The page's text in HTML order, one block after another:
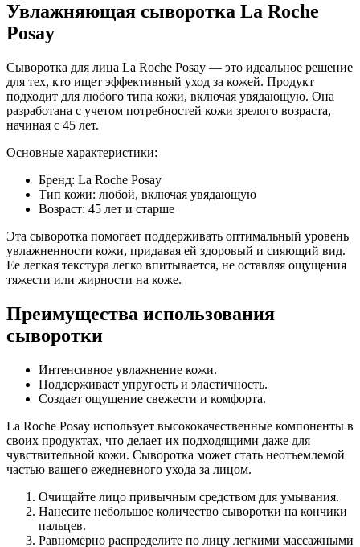
Увлажняющая сыворотка La Roche
Posay
Сыворотка для лица La Roche Posay — это идеальное решение
для тех, кто ищет эффективный уход за кожей. Продукт
подходит для любого типа кожи, включая увядающую. Она
разработана с учетом потребностей кожи зрелого возраста,
начиная с 45 лет.
Основные характеристики:
Бренд: La Roche Posay
Тип кожи: любой, включая увядающую
Возраст: 45 лет и старше
Эта сыворотка помогает поддерживать оптимальный уровень
увлажненности кожи, придавая ей здоровый и сияющий вид.
Ее легкая текстура легко впитывается, не оставляя ощущения
тяжести или жирности на коже.
Преимущества использования
сыворотки
Интенсивное увлажнение кожи.
Поддерживает упругость и эластичность.
Создает ощущение свежести и комфорта.
La Roche Posay использует высококачественные компоненты в
своих продуктах, что делает их подходящими даже для
чувствительной кожи. Сыворотка может стать неотъемлемой
частью вашего ежедневного ухода за лицом.
Очищайте лицо привычным средством для умывания.
Нанесите небольшое количество сыворотки на кончики
пальцев.
Равномерно распределите по лицу легкими массажными